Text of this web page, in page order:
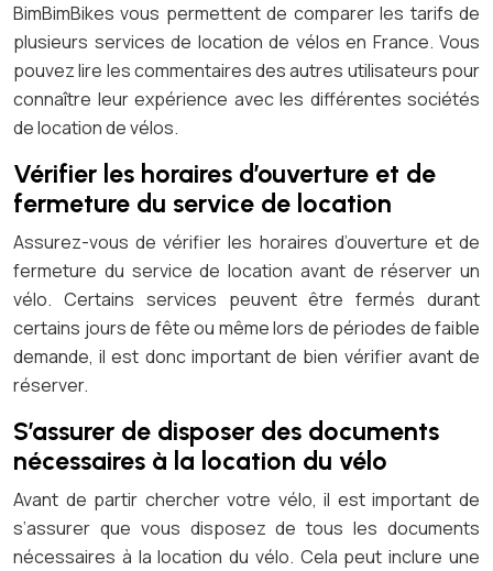
BimBimBikes vous permettent de comparer les tarifs de
plusieurs services de location de vélos en France. Vous
pouvez lire les commentaires des autres utilisateurs pour
connaître leur expérience avec les différentes sociétés
de location de vélos.
Vérifier les horaires d’ouverture et de
fermeture du service de location
Assurez-vous de vérifier les horaires d’ouverture et de
fermeture du service de location avant de réserver un
vélo. Certains services peuvent être fermés durant
certains jours de fête ou même lors de périodes de faible
demande, il est donc important de bien vérifier avant de
réserver.
S’assurer de disposer des documents
nécessaires à la location du vélo
Avant de partir chercher votre vélo, il est important de
s’assurer que vous disposez de tous les documents
nécessaires à la location du vélo. Cela peut inclure une